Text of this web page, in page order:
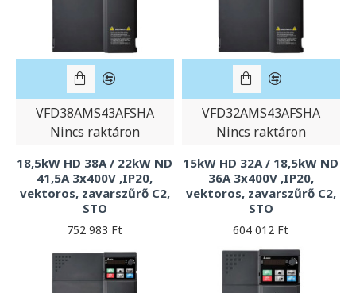
VFD38AMS43AFSHA
Nincs raktáron
18,5kW HD 38A / 22kW ND
41,5A 3x400V ,IP20,
vektoros, zavarszűrő C2,
STO
752 983 Ft
VFD32AMS43AFSHA
Nincs raktáron
15kW HD 32A / 18,5kW ND
36A 3x400V ,IP20,
vektoros, zavarszűrő C2,
STO
604 012 Ft